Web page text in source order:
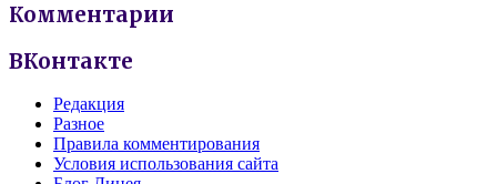
Комментарии
ВКонтакте
Редакция
Разное
Правила комментирования
Условия использования сайта